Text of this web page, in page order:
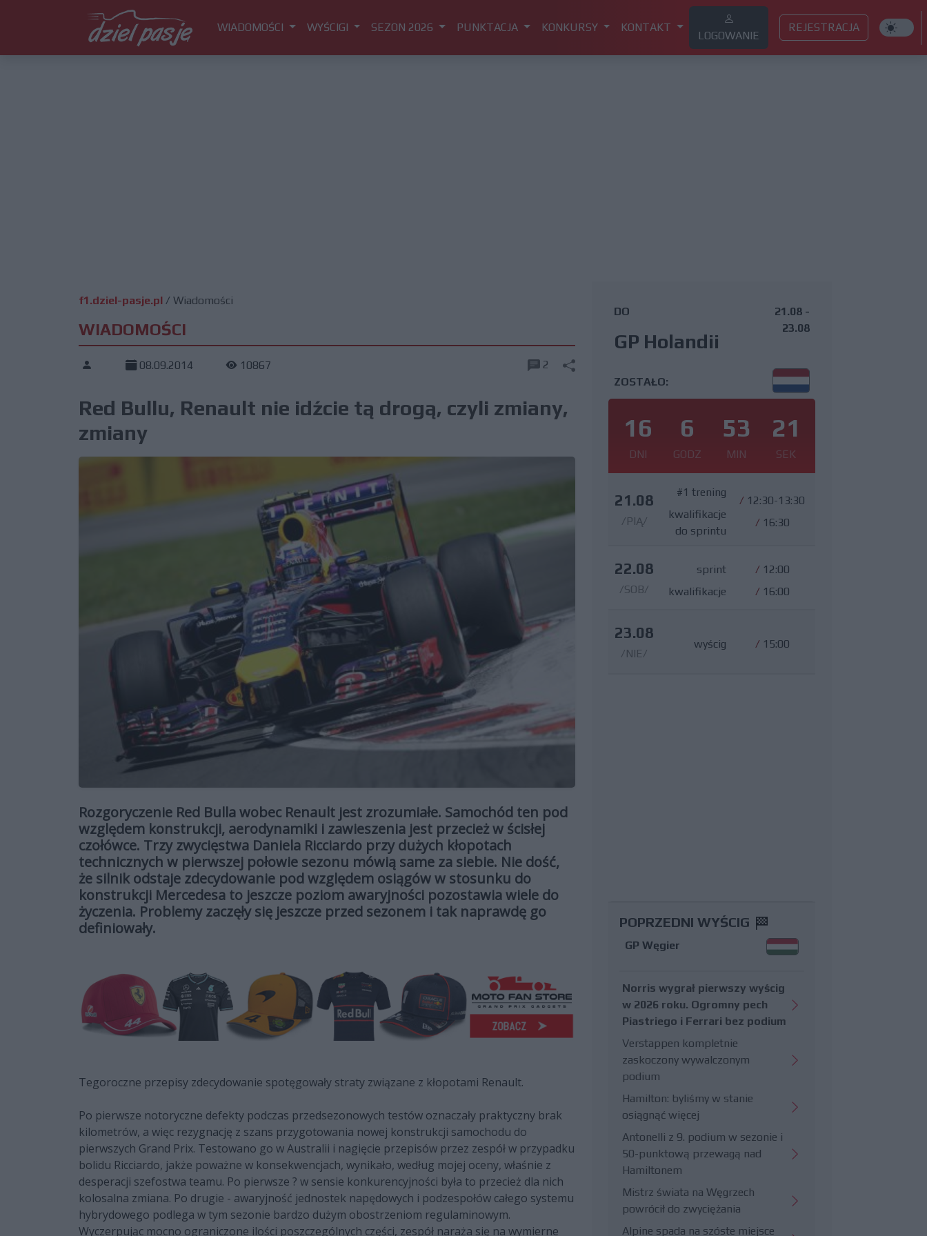
WIADOMOŚCI WYŚCIGI SEZON 2026 PUNKTACJA KONKURSY KONTAKT
LOGOWANIE
REJESTRACJA
f1.dziel-pasje.pl / Wiadomości
WIADOMOŚCI
08.09.2014 10867 2
Red Bullu, Renault nie idźcie tą drogą, czyli zmiany,
zmiany
Rozgoryczenie Red Bulla wobec Renault jest zrozumiałe. Samochód ten pod
względem konstrukcji, aerodynamiki i zawieszenia jest przecież w ścisłej
czołówce. Trzy zwycięstwa Daniela Ricciardo przy dużych kłopotach
technicznych w pierwszej połowie sezonu mówią same za siebie. Nie dość,
że silnik odstaje zdecydowanie pod względem osiągów w stosunku do
konstrukcji Mercedesa to jeszcze poziom awaryjności pozostawia wiele do
życzenia. Problemy zaczęły się jeszcze przed sezonem i tak naprawdę go
definiowały.
Tegoroczne przepisy zdecydowanie spotęgowały straty związane z kłopotami Renault.
Po pierwsze notoryczne defekty podczas przedsezonowych testów oznaczały praktyczny brak
kilometrów, a więc rezygnację z szans przygotowania nowej konstrukcji samochodu do
pierwszych Grand Prix. Testowano go w Australii i nagięcie przepisów przez zespół w przypadku
bolidu Ricciardo, jakże poważne w konsekwencjach, wynikało, według mojej oceny, właśnie z
desperacji szefostwa teamu. Po pierwsze ? w sensie konkurencyjności była to przecież dla nich
kolosalna zmiana. Po drugie - awaryjność jednostek napędowych i podzespołów całego systemu
hybrydowego podlega w tym sezonie bardzo dużym obostrzeniom regulaminowym.
Wyczerpując mocno ograniczone ilości poszczególnych części, zespół naraża się na wymierne
DO
GP Holandii
21.08 -
23.08
ZOSTAŁO:
16
DNI
6
GODZ
53
MIN
20
SEK
21.08
/PIĄ/
#1 trening
kwalifikacje
do sprintu
/ 12:30-13:30
/ 16:30
22.08
/SOB/
sprint
kwalifikacje
/ 12:00
/ 16:00
23.08
/NIE/
wyścig / 15:00
POPRZEDNI WYŚCIG
GP Węgier
Norris wygrał pierwszy wyścig
w 2026 roku. Ogromny pech
Piastriego i Ferrari bez podium
Verstappen kompletnie
zaskoczony wywalczonym
podium
Hamilton: byliśmy w stanie
osiągnąć więcej
Antonelli z 9. podium w sezonie i
50-punktową przewagą nad
Hamiltonem
Mistrz świata na Węgrzech
powrócił do zwyciężania
Alpine spada na szóste miejsce